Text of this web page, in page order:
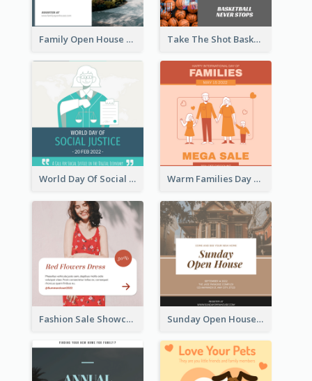
Family Open House Registration Instagram Post Take The Shot Basketball Instagram Post
World Day Of Social Justice Instagram Post Warm Families Day Sales Instagram Post
Fashion Sale Showcase Instagram Post Sunday Open House Instagram Post